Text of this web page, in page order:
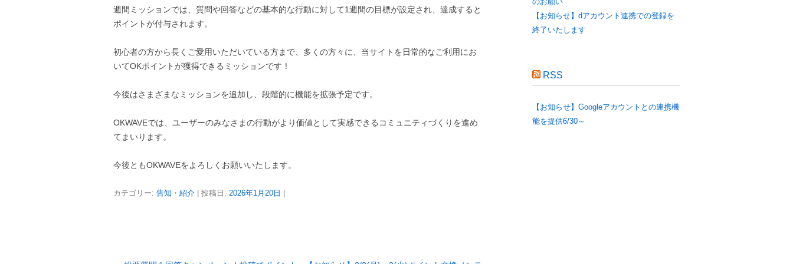
週間ミッションでは、質問や回答などの基本的な行動に対して1週間の目標が設定され、達成すると
ポイントが付与されます。
初心者の方から長くご愛用いただいている方まで、多くの方々に、当サイトを日常的なご利用にお
いてOKポイントが獲得できるミッションです！
今後はさまざまなミッションを追加し、段階的に機能を拡張予定です。
OKWAVEでは、ユーザーのみなさまの行動がより価値として実感できるコミュニティづくりを進め
てまいります。
今後ともOKWAVEをよろしくお願いいたします。
カテゴリー: 告知・紹介 | 投稿日: 2026年1月20日
【お知らせ】dアカウント連携での登録を
終了いたします
RSS
【お知らせ】Googleアカウントとの連携機
能を提供6/30～